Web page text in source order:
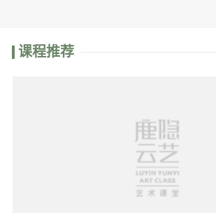
课程推荐